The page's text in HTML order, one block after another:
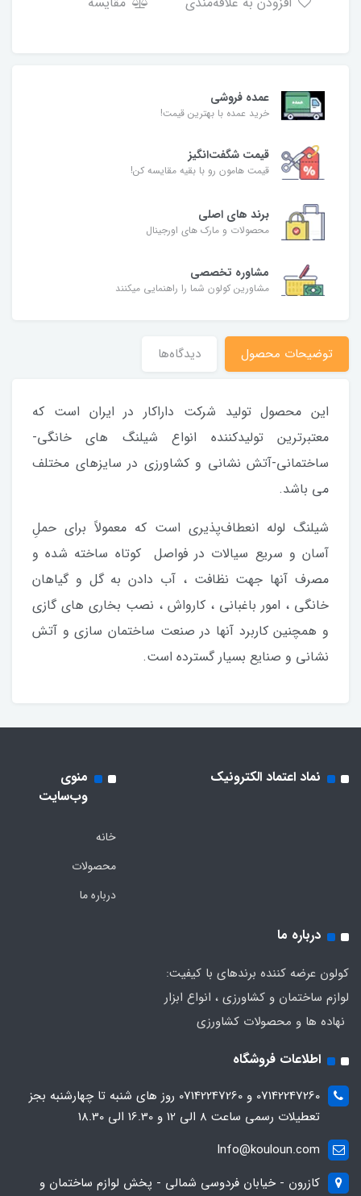
عمده فروشی
خرید عمده با بهترین قیمت!
قیمت شگفت‌انگیز
قیمت هامون رو با بقیه مقایسه کن!
برند های اصلی
محصولات و مارک های اورجینال
مشاوره تخصصی
مشاورین کولون شما را راهنمایی میکنند
توضیحات محصول دیدگاه‌ها
این محصول تولید شرکت داراکار در ایران است که
معتبرترین تولیدکننده انواع شیلنگ های خانگی-
ساختمانی-آتش نشانی و کشاورزی در سایزهای مختلف
می باشد.
شیلنگ لوله انعطاف‌پذیری است که معمولاً برای حملِ
آسان و سریع سیالات در فواصل کوتاه ساخته شده و
مصرف آنها جهت نظافت ، آب دادن به گل و گیاهان
خانگی ، امور باغبانی ، کارواش ، نصب بخاری های گازی
و همچنین کاربرد آنها در صنعت ساختمان سازی و آتش
نشانی و صنایع بسیار گسترده است.
نماد اعتماد الکترونیک
منوی
وب‌سایت
خانه
محصولات
درباره ما
درباره ما
کولون عرضه کننده برندهای با کیفیت:
لوازم ساختمان و کشاورزی ، انواع ابزار
نهاده ها و محصولات کشاورزی
اطلاعات فروشگاه
07142247260 و 07142247260 روز های شنبه تا چهارشنبه بجز
تعطیلات رسمی ساعت 8 الی 12 و 16.30 الی 18.30
Info@kouloun.com
کازرون - خیابان فردوسی شمالی - پخش لوازم ساختمان و